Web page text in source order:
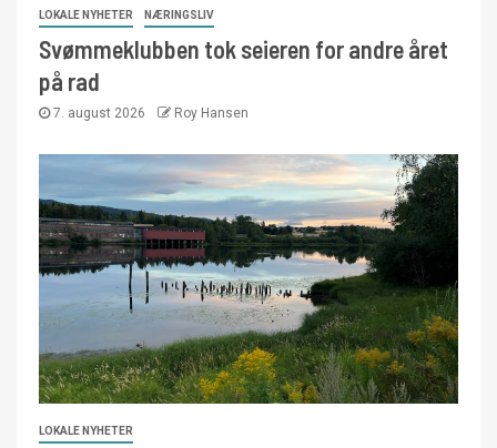
LOKALE NYHETER NÆRINGSLIV
Svømmeklubben tok seieren for andre året
på rad
7. august 2026 Roy Hansen
LOKALE NYHETER